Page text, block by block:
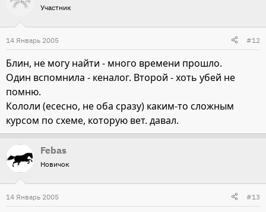
Участник
14 Январь 2005 #12
Блин, не могу найти - много времени прошло.
Один вспомнила - кеналог. Второй - хоть убей не
помню.
Кололи (есесно, не оба сразу) каким-то сложным
курсом по схеме, которую вет. давал.
Febas
Новичок
14 Январь 2005 #13